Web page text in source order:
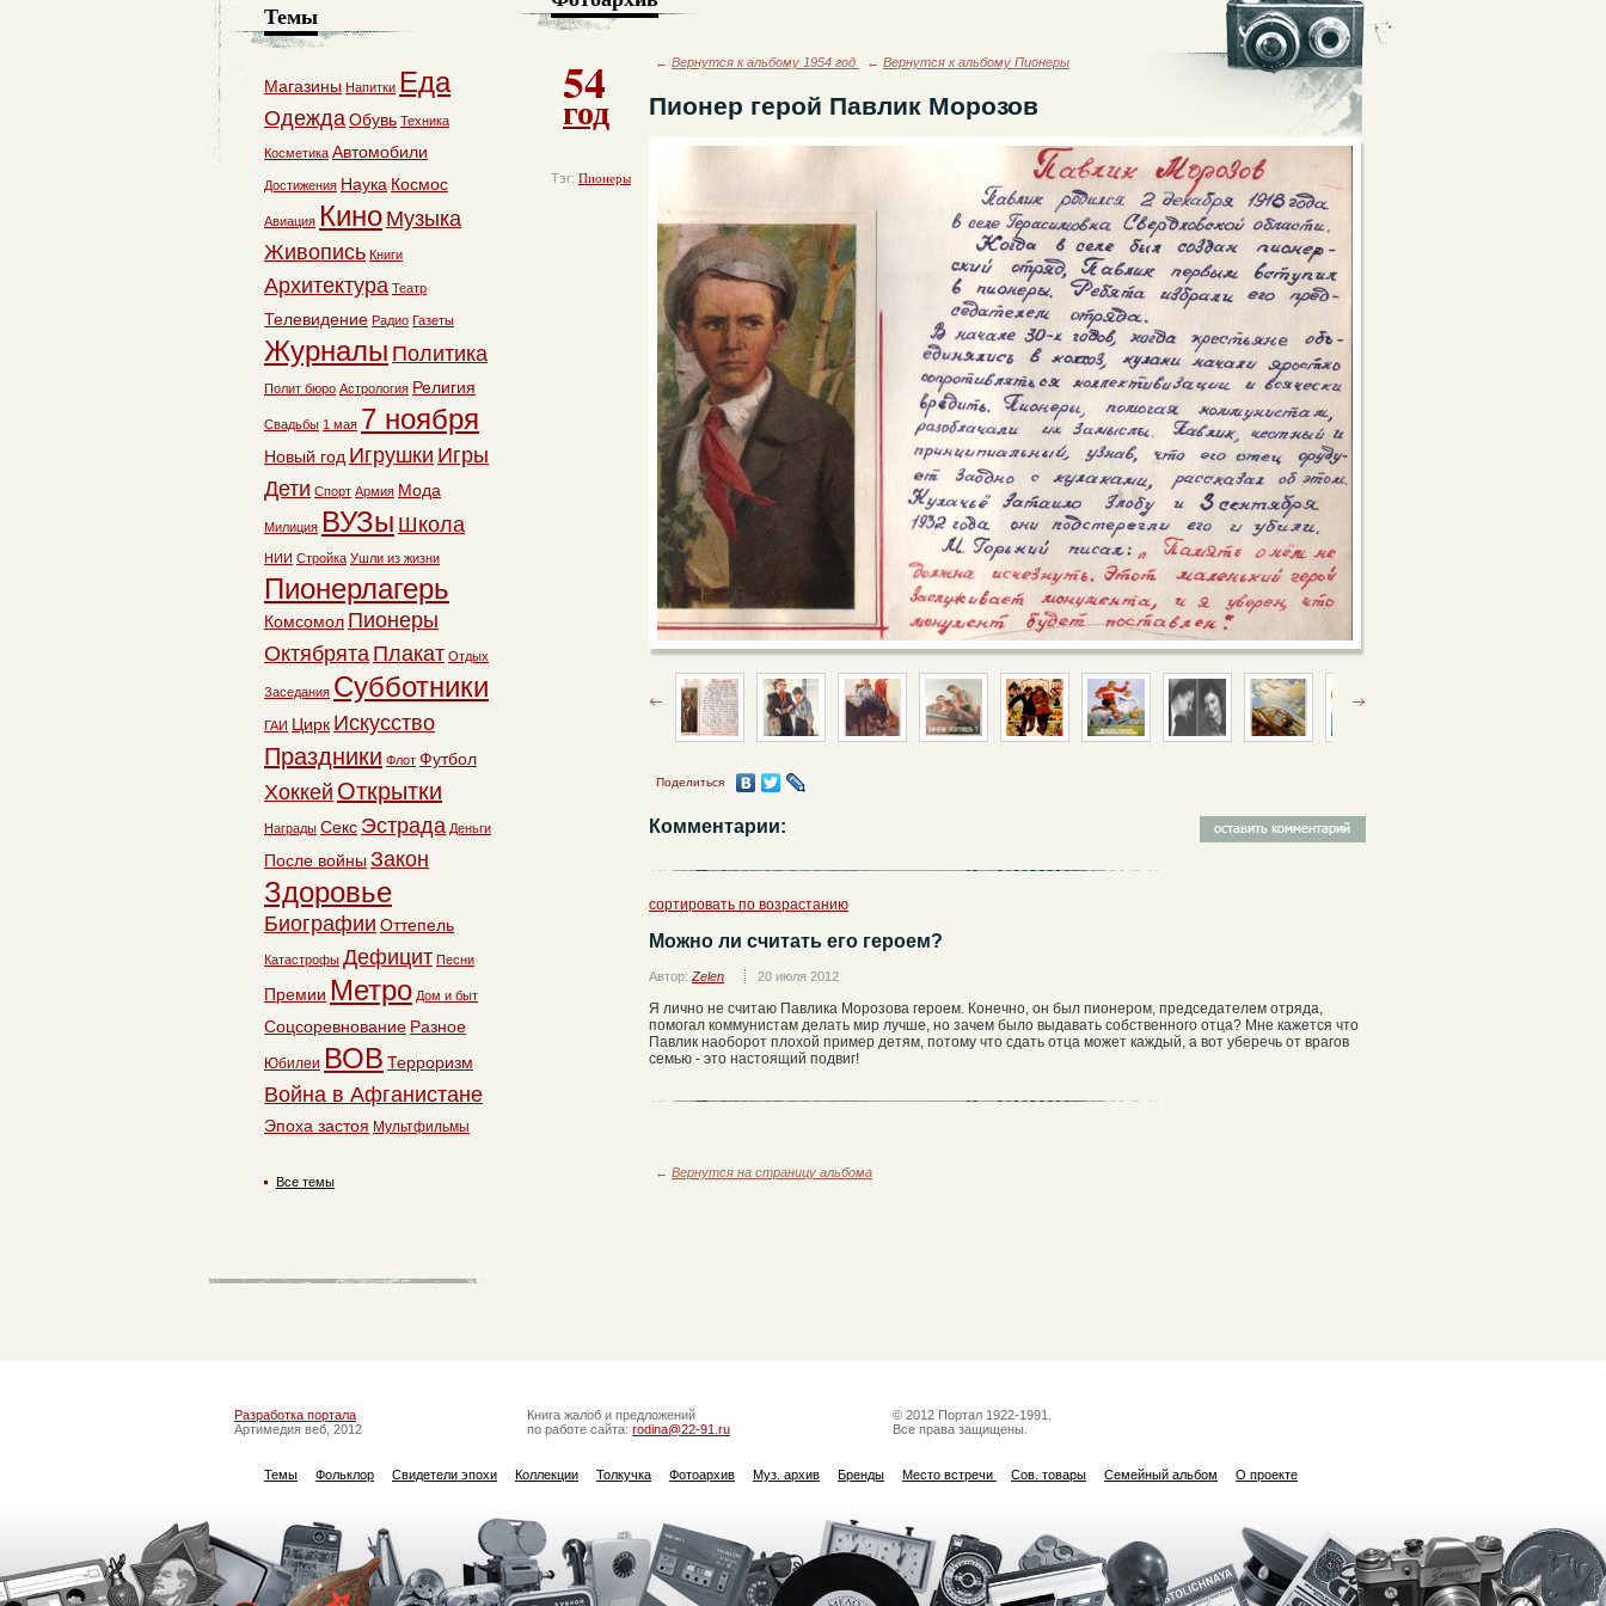
54
год
Тэг: Пионеры
← Вернутся к альбому 1954 год ← Вернутся к альбому Пионеры
Пионер герой Павлик Морозов
Поделиться
Комментарии:
сортировать по возрастанию
Можно ли считать его героем?
Автор: Zelen 20 июля 2012
Я лично не считаю Павлика Морозова героем. Конечно, он был пионером, председателем отряда,
помогал коммунистам делать мир лучше, но зачем было выдавать собственного отца? Мне кажется что
Павлик наоборот плохой пример детям, потому что сдать отца может каждый, а вот уберечь от врагов
семью - это настоящий подвиг!
← Вернутся на страницу альбома
Темы
Магазины Напитки Еда
ОдеждаОбувь Техника
Косметика Автомобили
Достижения Наука Космос
Авиация Кино Музыка
Живопись Книги
Архитектура Театр
Телевидение Радио Газеты
Журналы Политика
Полит бюро Астрология Религия
Свадьбы 1 мая 7 ноября
Новый год Игрушки Игры
Дети Спорт Армия Мода
Милиция ВУЗы Школа
НИИ Стройка Ушли из жизни
Пионерлагерь
Комсомол Пионеры
Октябрята Плакат Отдых
Заседания Субботники
ГАИ Цирк Искусство
Праздники Флот Футбол
Хоккей Открытки
Награды Секс Эстрада Деньги
После войны Закон
Здоровье
Биографии Оттепель
Катастрофы Дефицит Песни
Премии Метро Дом и быт
Соцсоревнование Разное
Юбилеи ВОВ Терроризм
Война в Афганистане
Эпоха застоя Мультфильмы
Все темы
Разработка портала
Артимедия веб, 2012
Книга жалоб и предложений
по работе сайта: rodina@22-91.ru
© 2012 Портал 1922-1991.
Все права защищены.
Темы Фольклор Свидетели эпохи Коллекции Толкучка Фотоархив Муз. архив Бренды Место встречи Сов. товары Семейный альбом О проекте